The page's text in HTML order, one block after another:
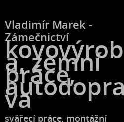
Vladimír Marek -
Zámečnictví
kovovýrob
a, zemní
práce,
autodopra
va
svářecí práce, montážní